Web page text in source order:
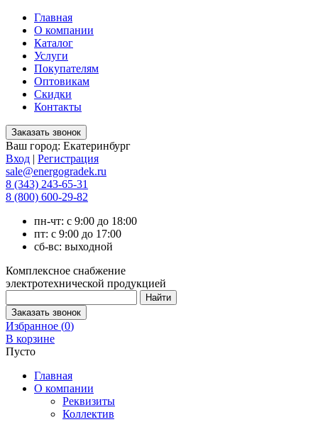
Главная
О компании
Каталог
Услуги
Покупателям
Оптовикам
Скидки
Контакты
Ваш город: Екатеринбург
Вход | Регистрация
sale@energogradek.ru
8 (343) 243-65-31
8 (800) 600-29-82
пн-чт: с 9:00 до 18:00
пт: с 9:00 до 17:00
сб-вс: выходной
Комплексное снабжение
электротехнической продукцией
Избранное (0)
В корзине
Пусто
Главная
О компании
Реквизиты
Коллектив